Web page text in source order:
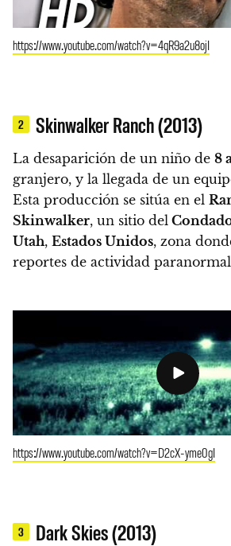
https://www.youtube.com/watch?v=4qR9a2u8ojI
2 Skinwalker Ranch (2013)
La desaparición de un niño de 8
granjero, y la llegada de un
Esta producción se sitúa en el
Skinwalker, un sitio del
Utah, Estados Unidos, zona
reportes de actividad
https://www.youtube.com/watch?v=D2cX-yme0gI
3 Dark Skies (2013)